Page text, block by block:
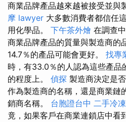
商業品牌產品越來越被接受並與
摩 lawyer 大多數消費者都信任
用化學品。 下午茶外燴 在調查
商業品牌產品的質量與製造商的
14.7％的產品可能會更好。 找專
時，有33.0％的人認為這些產品
的程度上。 偵探 製造商決定是
作為製造商的名稱，還是商業鏈
銷商名稱。 台胞證台中 二手冷
竟，如果客戶在商業連鎖店中看